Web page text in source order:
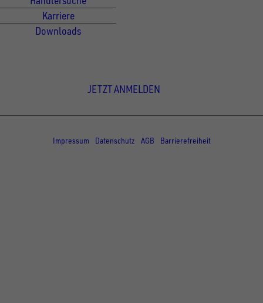
Karriere
Downloads
JETZT ANMELDEN
Impressum
Datenschutz AGB Barrierefreiheit